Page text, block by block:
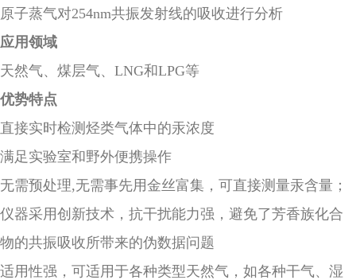
原子蒸气对254nm共振发射线的吸收进行分析
应用领域
天然气、煤层气、LNG和LPG等
优势特点
直接实时检测烃类气体中的汞浓度
满足实验室和野外便携操作
无需预处理,无需事先用金丝富集，可直接测量汞含量；
仪器采用创新技术，抗干扰能力强，避免了芳香族化合
物的共振吸收所带来的伪数据问题
适用性强，可适用于各种类型天然气，如各种干气、湿